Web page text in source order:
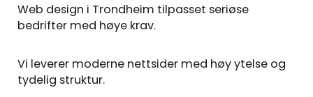
Web design i Trondheim tilpasset seriøse
bedrifter med høye krav.
Vi leverer moderne nettsider med høy ytelse og
tydelig struktur.